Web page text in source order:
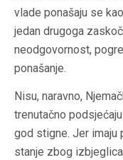
vlade ponašaju se
jedan drugoga
neodgovornost,
ponašanje.
Nisu, naravno,
trenutačno
god stigne. Jer imaju
stanje zbog